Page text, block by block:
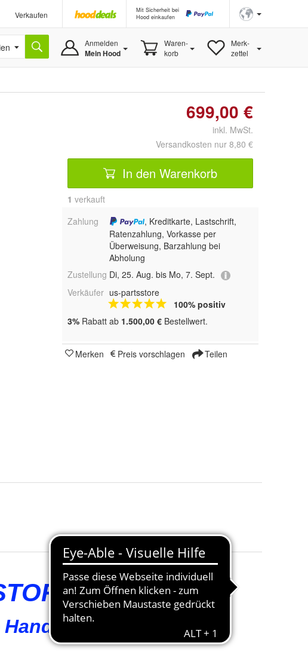
Verkaufen
Mit Sicherheit bei
Hood einkaufen
Anmelden
Mein Hood
Waren-
korb
Merk-
zettel
699,00 €
inkl. MwSt.
Versandkosten nur 8,80 €
In den Warenkorb
1 verkauft
Zahlung
, Kreditkarte, Lastschrift,
Ratenzahlung, Vorkasse per
Überweisung, Barzahlung bei
Abholung
Zustellung Di, 25. Aug. bis Mo, 7. Sept.
Verkäufer us-partsstore
100% positiv
3% Rabatt ab 1.500,00 € Bestellwert.
Merken Preis vorschlagen Teilen